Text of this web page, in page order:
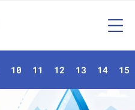
10 11 12 13 14 15